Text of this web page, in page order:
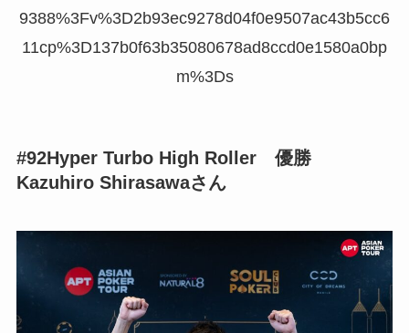
9388%3Fv%3D2b93ec9278d04f0e9507ac43b5cc6
11cp%3D137b0f63b35080678ad8ccd0e1580a0bp
m%3Ds
#92Hyper Turbo High Roller 優勝
Kazuhiro Shirasawaさん